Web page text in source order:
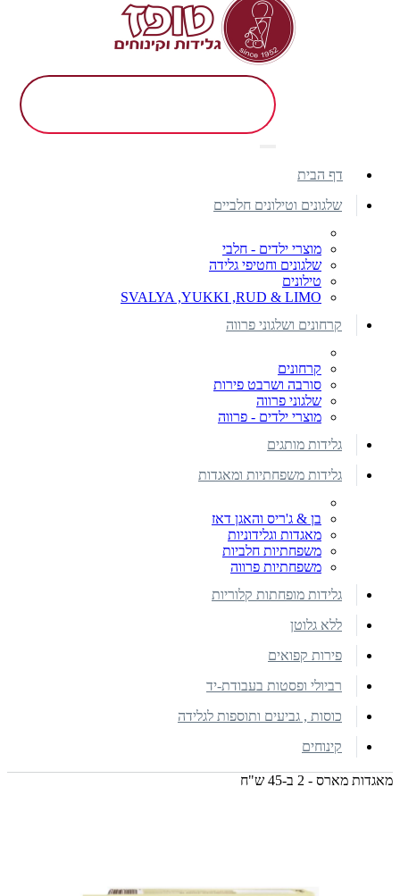
דף הבית
שלגונים וטילונים חלביים
מוצרי ילדים - חלבי
שלגונים וחטיפי גלידה
טילונים
SVALYA ,YUKKI ,RUD & LIMO
קרחונים ושלגוני פרווה
קרחונים
סורבה ושרבט פירות
שלגוני פרווה
מוצרי ילדים - פרווה
גלידות מותגים
גלידות משפחתיות ומאגדות
בן & ג'ריס והאגן דאז
מאגדות וגלידוניות
משפחתיות חלביות
משפחתיות פרווה
גלידות מופחתות קלוריות
ללא גלוטן
פירות קפואים
רביולי ופסטות בעבודת-יד
כוסות , גביעים ותוספות לגלידה
קינוחים
מאגדות מארס - 2 ב-45 ש"ח